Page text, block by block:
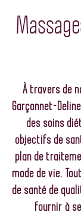
À travers de
Garçonnet-
des soins
objectifs de
plan de
mode de vie.
de santé de
fournir à